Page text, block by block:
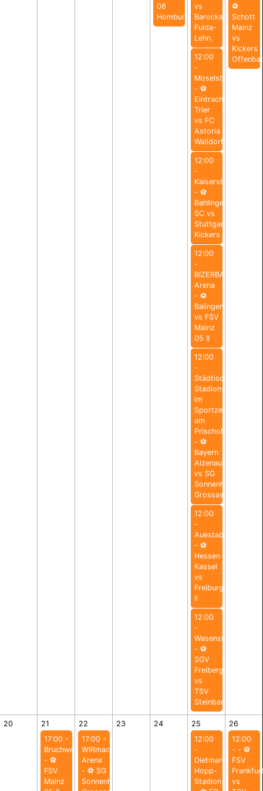
08
Homburg
vs
Barockstadt
Fulda-
Lehn.
12:00
-
Moselstadion
- ⚽️
Eintracht
Trier
vs FC
Astoria
Walldorf
12:00
-
Kaiserstuhlstadion
- ⚽️
Bahlinger
SC vs
Stuttgarter
Kickers
12:00
-
BIZERBA
Arena
- ⚽️
Balingen
vs FSV
Mainz
05 II
12:00
-
Städtisches
Stadion
im
Sportzentrum
am
Prischoß
- ⚽️
Bayern
Alzenau
vs SG
Sonnenhof
Grossaspach
12:00
-
Auestadion
- ⚽️
Hessen
Kassel
vs
Freiburg
II
12:00
-
Wasenstadion
- ⚽️
SGV
Freiberg
vs
TSV
Steinbach
⚽️
Schott
Mainz
vs
Kickers
20
21
17:00 -
Bruchwegstadion
- ⚽️
FSV
Mainz
22
17:00 -
WIRmachenDRUCK
Arena
- ⚽️ SG
Sonnenhof
23 24
25
12:00
-
Dietmar-
Hopp-
Stadion
26
12:00
- - ⚽️
FSV
vs